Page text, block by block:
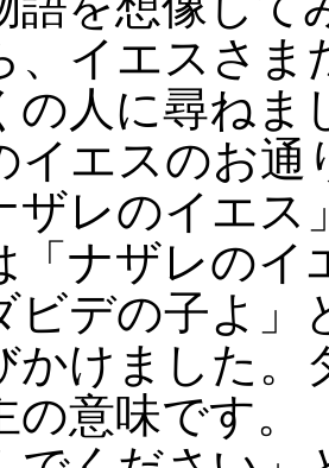
、イエスさま
の人に尋ねま
イエスのお通
ザレのイエ
「ナザレのイ
ビデの子よ
かけました。
の意味です。